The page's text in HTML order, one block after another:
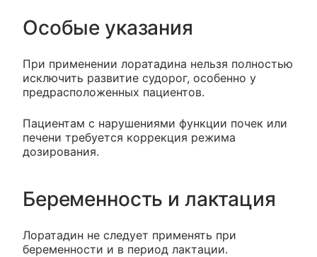
Особые указания
При применении лоратадина нельзя полностью
исключить развитие судорог, особенно у
предрасположенных пациентов.
Пациентам с нарушениями функции почек или
печени требуется коррекция режима
дозирования.
Беременность и лактация
Лоратадин не следует применять при
беременности и в период лактации.